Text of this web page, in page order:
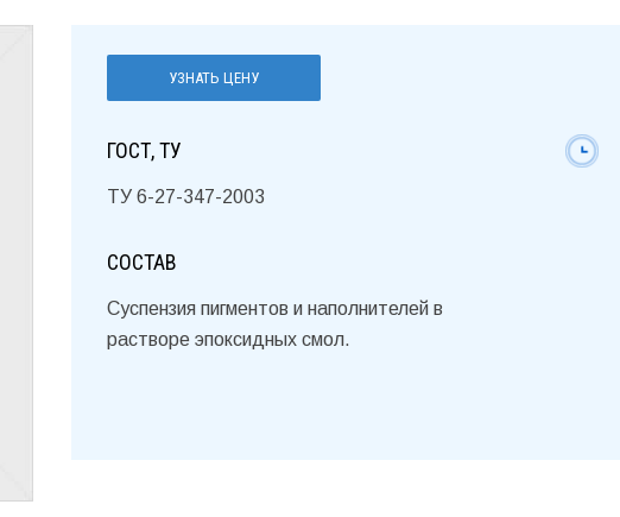
УЗНАТЬ ЦЕНУ
ГОСТ, ТУ
ТУ 6-27-347-2003
СОСТАВ
Суспензия пигментов и наполнителей в
растворе эпоксидных смол.